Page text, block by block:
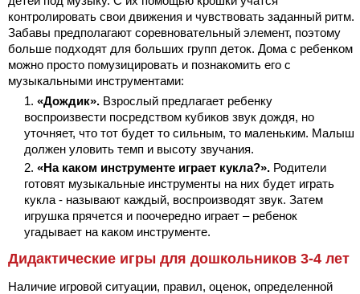
контролировать свои движения и чувствовать заданный ритм.
Забавы предполагают соревновательный элемент, поэтому
больше подходят для больших групп деток. Дома с ребенком
можно просто помузицировать и познакомить его с
музыкальными инструментами:
«Дождик». Взрослый предлагает ребенку
воспроизвести посредством кубиков звук дождя, но
уточняет, что тот будет то сильным, то маленьким. Малыш
должен уловить темп и высоту звучания.
«На каком инструменте играет кукла?». Родители
готовят музыкальные инструменты на них будет играть
кукла - называют каждый, воспроизводят звук. Затем
игрушка прячется и поочередно играет – ребенок
угадывает на каком инструменте.
Дидактические игры для дошкольников 3-4 лет
Наличие игровой ситуации, правил, оценок, определенной